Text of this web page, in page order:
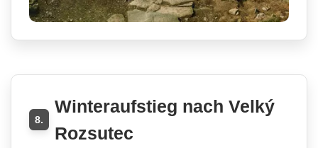
8.
Winteraufstieg nach Velký
Rozsutec